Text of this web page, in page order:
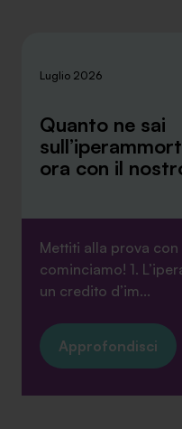
Luglio 2026
Quanto ne sai
ora con il
Mettiti alla prova
cominciamo! 1.
un credito d’im...
Approfondisci